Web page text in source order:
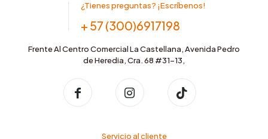
este navegador para la próxima vez que haga un
¿Tienes preguntas? ¡Escríbenos!
+ 57 (300)6917198
Frente Al Centro Comercial La Castellana, Avenida Pedro
de Heredia, Cra. 68 #31-13,
Servicio al cliente